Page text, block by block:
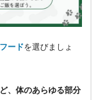
ードを選びましょ
、体のあらゆる部分